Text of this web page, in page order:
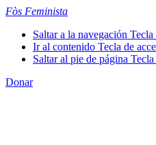
Fòs Feminista
Saltar a la navegación Tecla
Ir al contenido Tecla de
Saltar al pie de página
Donar